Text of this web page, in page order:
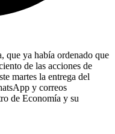
que ya había ordenado que
de las acciones de
martes la entrega del
y correos
de Economía y su